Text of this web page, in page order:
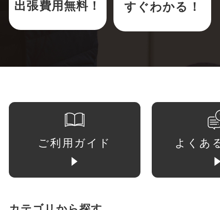
出張費用無料！ すぐわかる！
ご利用ガイド よくあ